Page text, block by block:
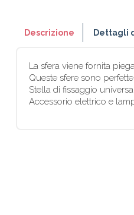
Descrizione Dettagli
La sfera viene fornita
Queste sfere sono
Stella di fissaggio
Accessorio elettrico e